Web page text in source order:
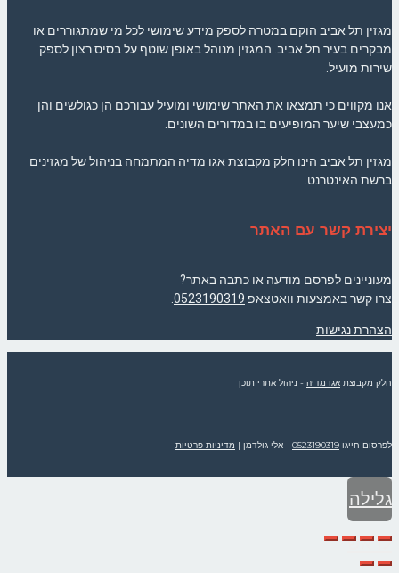
מגזין תל אביב הוקם במטרה לספק מידע שימושי לכל מי שמתגוררים או
מבקרים בעיר תל אביב. המגזין מנוהל באופן שוטף על בסיס רצון לספק
שירות מועיל.
אנו מקווים כי תמצאו את האתר שימושי ומועיל עבורכם הן כגולשים והן
כמעצבי שיער המופיעים בו במדורים השונים.
מגזין תל אביב הינו חלק מקבוצת אגו מדיה המתמחה בניהול של מגזינים
ברשת האינטרנט.
יצירת קשר עם האתר
מעוניינים לפרסם מודעה או כתבה באתר?
צרו קשר באמצעות וואטצאפ 0523190319
הצהרת נגישות
חלק מקבוצת אגו מדיה - ניהול אתרי תוכן
לפרסום חייגו 0523190319 - אלי גולדמן | מדיניות פרטיות
גלילה
לראש